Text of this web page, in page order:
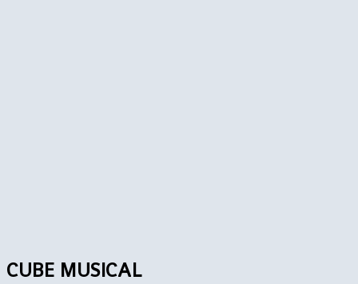
CUBE MUSICAL